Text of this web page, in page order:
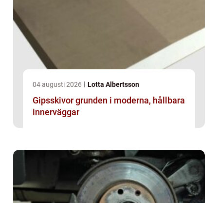
04 augusti 2026 Lotta Albertsson
Gipsskivor grunden i moderna, hållbara
innerväggar